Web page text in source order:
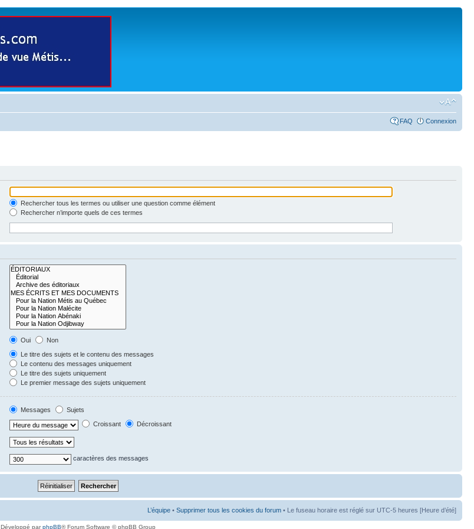
FAQ Connexion
Rechercher tous les termes ou utiliser une question comme élément
Rechercher n’importe quels de ces termes
Oui
Non
Le titre des sujets et le contenu des messages
Le contenu des messages uniquement
Le titre des sujets uniquement
Le premier message des sujets uniquement
Messages
Sujets
Croissant Décroissant
caractères des messages
L’équipe • Supprimer tous les cookies du forum • Le fuseau horaire est réglé sur UTC-5 heures [Heure d’été]
Développé parphpBB® Forum Software © phpBB Group